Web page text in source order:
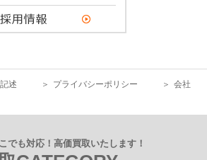
述 プライバシーポリシー
会社
でも対応！高価買取いたします！